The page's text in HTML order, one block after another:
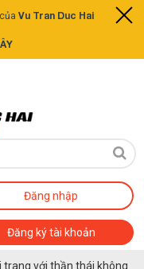
Vu Tran Duc Hai
Đăng nhập
Đăng ký tài khoản
trang với thần thái không